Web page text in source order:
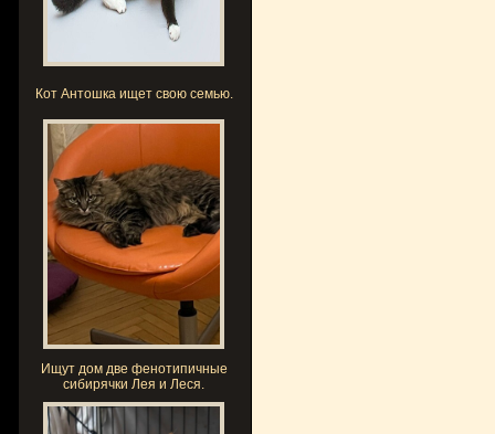
Кот Антошка ищет свою семью.
Ищут дом две фенотипичные
сибирячки Лея и Леся.